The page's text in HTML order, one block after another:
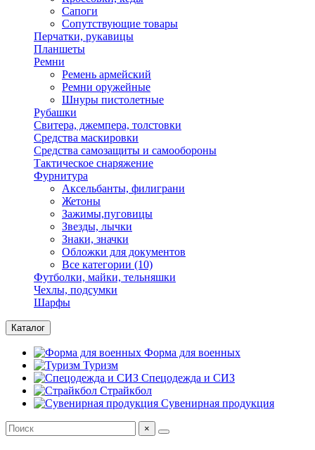
Сапоги
Сопутствующие товары
Перчатки, рукавицы
Планшеты
Ремни
Ремень армейский
Ремни оружейные
Шнуры пистолетные
Рубашки
Свитера, джемпера, толстовки
Средства маскировки
Средства самозащиты и самообороны
Тактическое снаряжение
Фурнитура
Аксельбанты, филиграни
Жетоны
Зажимы,пуговицы
Звезды, лычки
Знаки, значки
Обложки для документов
Все категории (10)
Футболки, майки, тельняшки
Чехлы, подсумки
Шарфы
Каталог
Форма для военных
Туризм
Спецодежда и СИЗ
Страйкбол
Сувенирная продукция
×